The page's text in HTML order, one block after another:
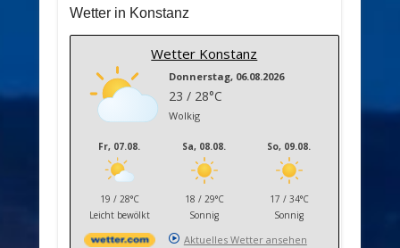
Wetter in Konstanz
Wetter Konstanz
Donnerstag, 06.08.2026
23 / 28°C
Wolkig
Fr, 07.08.
19 / 28°C
Leicht bewölkt
Sa, 08.08.
18 / 29°C
Sonnig
So, 09.08.
17 / 34°C
Sonnig
Aktuelles Wetter ansehen